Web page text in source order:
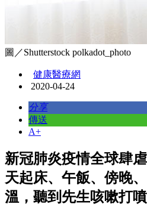
圖／Shutterstock polkadot_photo
健康醫療網
2020-04-24
分享
傳送
A+
新冠肺炎疫情全球肆
天起床、午飯、傍晚
溫，聽到先生咳嗽打